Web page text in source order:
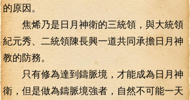
的原因。
焦烯乃是日月神衛的三統領，與大統領
紀元秀、二統領陳長興一道共同承擔日月神
教的防務。
只有修為達到鑄脈境，才能成為日月神
衛，但是做為鑄脈境強者，自然不可能一天